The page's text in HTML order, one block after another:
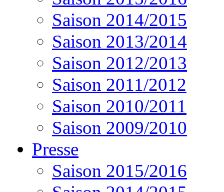
Saison 2014/2015
Saison 2013/2014
Saison 2012/2013
Saison 2011/2012
Saison 2010/2011
Saison 2009/2010
Presse
Saison 2015/2016